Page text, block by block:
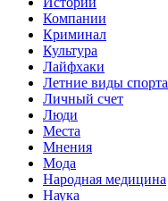
Компании
Криминал
Культура
Лайфхаки
Летние виды спорта
Личный счет
Люди
Места
Мнения
Мода
Народная медицина
Наука